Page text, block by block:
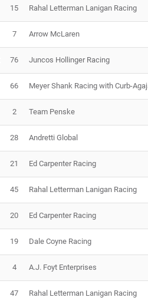
15 Rahal Letterman Lanigan Racing
7 Arrow McLaren
76 Juncos Hollinger Racing
66 Meyer Shank Racing with Curb-
2 Team Penske
28 Andretti Global
21 Ed Carpenter Racing
45 Rahal Letterman Lanigan Racing
20 Ed Carpenter Racing
19 Dale Coyne Racing
4 A.J. Foyt Enterprises
47 Rahal Letterman Lanigan Racing